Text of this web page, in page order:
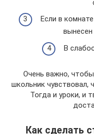
Если в
В
Очень важно,
школьник чувствовал,
Тогда и уроки, и
Как сделать